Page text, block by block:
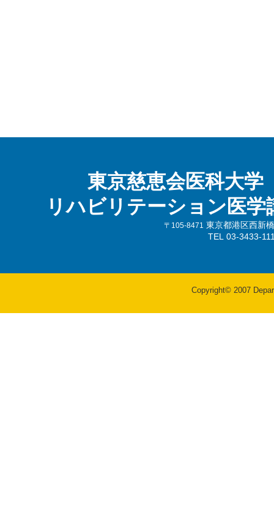
東京慈恵会医科大学
リハビリテーション医学
〒105-8471
東京都港区西新
TEL 03-3433-
Copyright© 2007